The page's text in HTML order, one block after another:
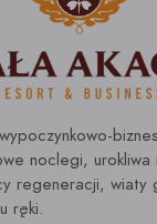
noclegi, urokliwa
regeneracji,
ręki.